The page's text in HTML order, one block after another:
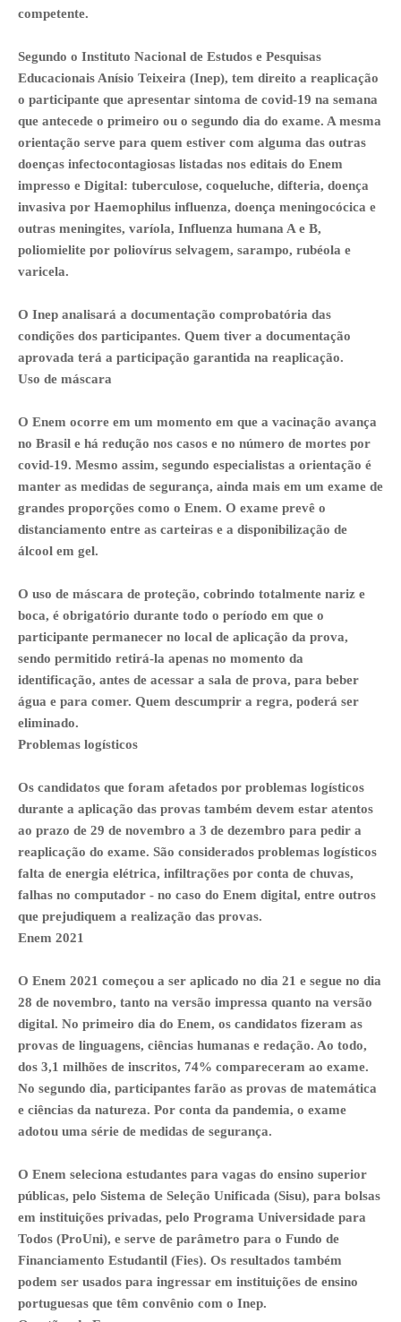
competente.
Segundo o Instituto Nacional de Estudos e Pesquisas
Educacionais Anísio Teixeira (Inep), tem direito a reaplicação
o participante que apresentar sintoma de covid-19 na semana
que antecede o primeiro ou o segundo dia do exame. A mesma
orientação serve para quem estiver com alguma das outras
doenças infectocontagiosas listadas nos editais do Enem
impresso e Digital: tuberculose, coqueluche, difteria, doença
invasiva por Haemophilus influenza, doença meningocócica e
outras meningites, varíola, Influenza humana A e B,
poliomielite por poliovírus selvagem, sarampo, rubéola e
varicela.
O Inep analisará a documentação comprobatória das
condições dos participantes. Quem tiver a documentação
aprovada terá a participação garantida na reaplicação.
Uso de máscara
O Enem ocorre em um momento em que a vacinação avança
no Brasil e há redução nos casos e no número de mortes por
covid-19. Mesmo assim, segundo especialistas a orientação é
manter as medidas de segurança, ainda mais em um exame de
grandes proporções como o Enem. O exame prevê o
distanciamento entre as carteiras e a disponibilização de
álcool em gel.
O uso de máscara de proteção, cobrindo totalmente nariz e
boca, é obrigatório durante todo o período em que o
participante permanecer no local de aplicação da prova,
sendo permitido retirá-la apenas no momento da
identificação, antes de acessar a sala de prova, para beber
água e para comer. Quem descumprir a regra, poderá ser
eliminado.
Problemas logísticos
Os candidatos que foram afetados por problemas logísticos
durante a aplicação das provas também devem estar atentos
ao prazo de 29 de novembro a 3 de dezembro para pedir a
reaplicação do exame. São considerados problemas logísticos
falta de energia elétrica, infiltrações por conta de chuvas,
falhas no computador - no caso do Enem digital, entre outros
que prejudiquem a realização das provas.
Enem 2021
O Enem 2021 começou a ser aplicado no dia 21 e segue no dia
28 de novembro, tanto na versão impressa quanto na versão
digital. No primeiro dia do Enem, os candidatos fizeram as
provas de linguagens, ciências humanas e redação. Ao todo,
dos 3,1 milhões de inscritos, 74% compareceram ao exame.
No segundo dia, participantes farão as provas de matemática
e ciências da natureza. Por conta da pandemia, o exame
adotou uma série de medidas de segurança.
O Enem seleciona estudantes para vagas do ensino superior
públicas, pelo Sistema de Seleção Unificada (Sisu), para bolsas
em instituições privadas, pelo Programa Universidade para
Todos (ProUni), e serve de parâmetro para o Fundo de
Financiamento Estudantil (Fies). Os resultados também
podem ser usados para ingressar em instituições de ensino
portuguesas que têm convênio com o Inep.